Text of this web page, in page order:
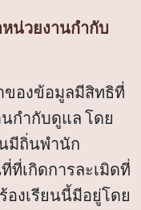
หน่วยงานกำกับ
ของข้อมูลมีสิทธิที่
กำกับดูแล โดย
มีถิ่นพำนัก
ที่เกิดการละเมิดที่
องเรียนนี้มีอยู่โดย